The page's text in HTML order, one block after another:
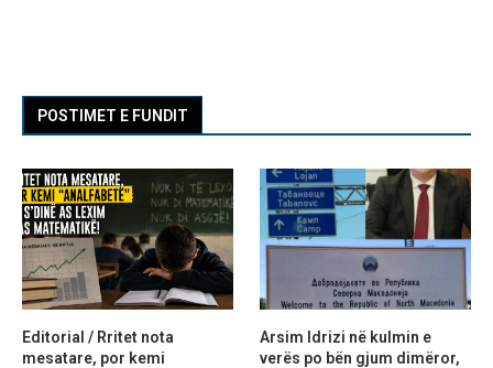
POSTIMET E FUNDIT
Editorial / Rritet nota
mesatare, por kemi
Arsim Idrizi në kulmin e
verës po bën gjum dimëror,